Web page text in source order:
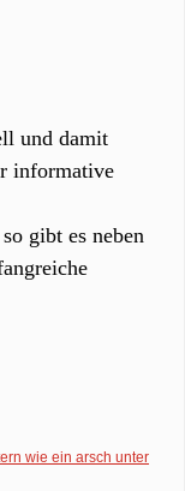
und damit
informative
gibt es neben
wie ein arsch unter